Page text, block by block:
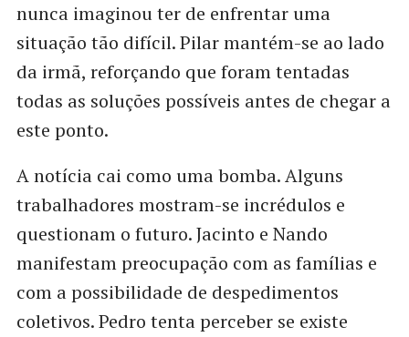
nunca imaginou ter de enfrentar uma
situação tão difícil. Pilar mantém-se ao lado
da irmã, reforçando que foram tentadas
todas as soluções possíveis antes de chegar a
este ponto.
A notícia cai como uma bomba. Alguns
trabalhadores mostram-se incrédulos e
questionam o futuro. Jacinto e Nando
manifestam preocupação com as famílias e
com a possibilidade de despedimentos
coletivos. Pedro tenta perceber se existe